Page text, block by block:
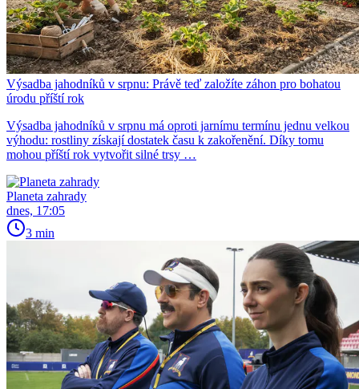
Výsadba jahodníků v srpnu: Právě teď založíte záhon pro bohatou
úrodu příští rok
Výsadba jahodníků v srpnu má oproti jarnímu termínu jednu velkou
výhodu: rostliny získají dostatek času k zakořenění. Díky tomu
mohou příští rok vytvořit silné trsy …
Planeta zahrady
dnes, 17:05
3 min